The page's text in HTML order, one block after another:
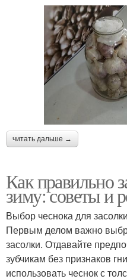
читать дальше →
Как правильно
зиму: советы и
Выбор чеснока для засолки
Первым делом важно
засолки. Отдавайте
зубчикам без признаков
использовать чеснок с